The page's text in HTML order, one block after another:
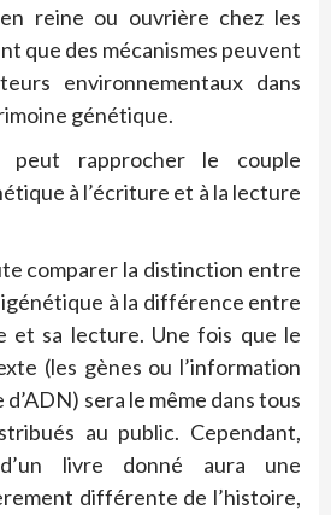
reine ou ouvrière chez les
que des mécanismes peuvent
environnementaux dans
génétique.
peut rapprocher le couple
à l’écriture et à la lecture
comparer la distinction entre
à la différence entre
et sa lecture. Une fois que le
(les gènes ou l’information
sera le même dans tous
au public. Cependant,
livre donné aura une
différente de l’histoire,